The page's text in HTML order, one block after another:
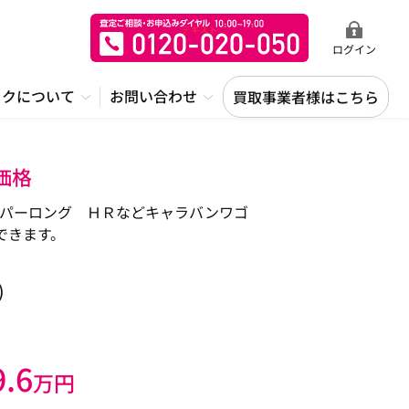
ログイン
について お問い合わせ 買取事業者様はこちら
格
ロング ＨＲなどキャラバンワゴ
ます。
万円